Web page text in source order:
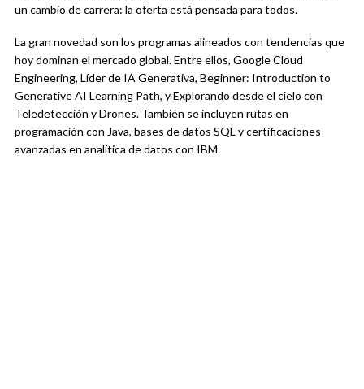
un cambio de carrera: la oferta está pensada para todos.
La gran novedad son los programas alineados con tendencias que
hoy dominan el mercado global. Entre ellos, Google Cloud
Engineering, Líder de IA Generativa, Beginner: Introduction to
Generative AI Learning Path, y Explorando desde el cielo con
Teledetección y Drones. También se incluyen rutas en
programación con Java, bases de datos SQL y certificaciones
avanzadas en analítica de datos con IBM.